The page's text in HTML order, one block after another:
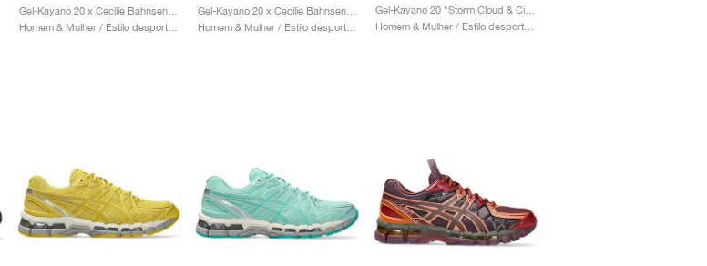
Gel-Kayano 20 x Cecilie Bahnsen "Vanilla & Pure Silver"
Homem & Mulher / Estilo desportivo / Sapatos
Gel-Kayano 20 x Cecilie Bahnsen "Olive"
Homem & Mulher / Estilo desportivo / Sapatos